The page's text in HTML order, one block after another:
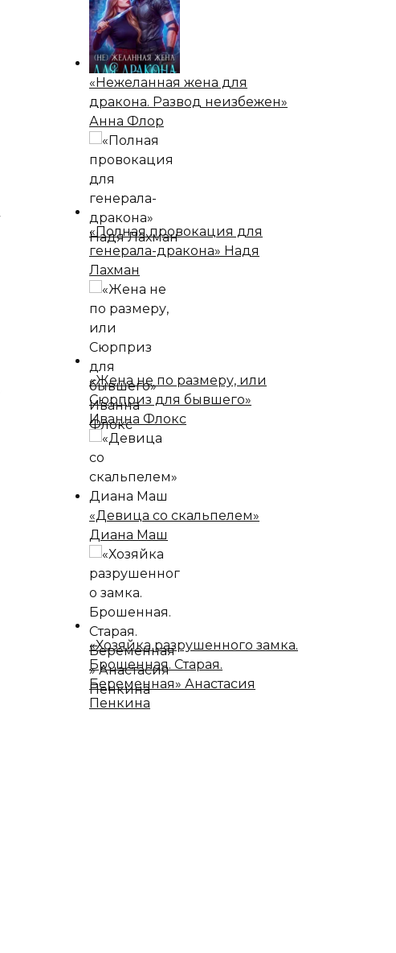
«Нежеланная жена для
дракона. Развод неизбежен»
Анна Флор
«Полная провокация для
генерала-дракона» Надя
Лахман
«Жена не по размеру, или
Сюрприз для бывшего»
Иванна Флокс
«Девица со скальпелем»
Диана Маш
«Хозяйка разрушенного замка.
Брошенная. Старая.
Беременная» Анастасия
Пенкина